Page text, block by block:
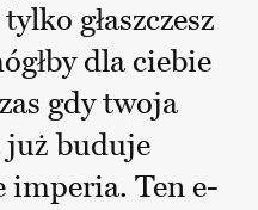
głaszczesz
dla ciebie
gdy twoja
buduje
imperia. Ten e-